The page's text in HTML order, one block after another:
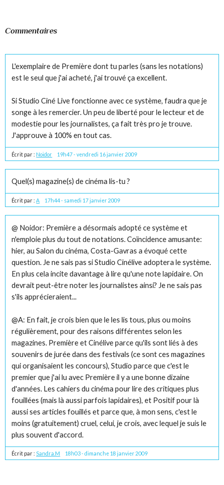
Commentaires
L'exemplaire de Première dont tu parles (sans les notations)
est le seul que j'ai acheté, j'ai trouvé ça excellent.
Si Studio Ciné Live fonctionne avec ce système, faudra que je
songe à les remercier. Un peu de liberté pour le lecteur et de
modestie pour les journalistes, ça fait très pro je trouve.
J'approuve à 100% en tout cas.
Écrit par : Noidor 19h47-vendredi 16 janvier 2009
Quel(s) magazine(s) de cinéma lis-tu ?
Écrit par :A 17h44- samedi 17 janvier 2009
@ Noidor: Première a désormais adopté ce système et
n'emploie plus du tout de notations. Coïncidence amusante:
hier, au Salon du cinéma, Costa-Gavras a évoqué cette
question. Je ne sais pas si Studio Cinélive adoptera le système.
En plus cela incite davantage à lire qu'une note lapidaire. On
devrait peut-être noter les journalistes ainsi? Je ne sais pas
s'ils apprécieraient...
@A: En fait, je crois bien que le les lis tous, plus ou moins
régulièrement, pour des raisons différentes selon les
magazines. Première et Cinélive parce qu'ils sont liés à des
souvenirs de jurée dans des festivals (ce sont ces magazines
qui organisaient les concours), Studio parce que c'est le
premier que j'ai lu avec Première il y a une bonne dizaine
d'années. Les cahiers du cinéma pour lire des critiques plus
fouillées (mais là aussi parfois lapidaires), et Positif pour là
aussi ses articles fouillés et parce que, à mon sens, c'est le
moins (gratuitement) cruel, celui, je crois, avec lequel je suis le
plus souvent d'accord.
Écrit par : Sandra.M 18h03-dimanche 18 janvier 2009